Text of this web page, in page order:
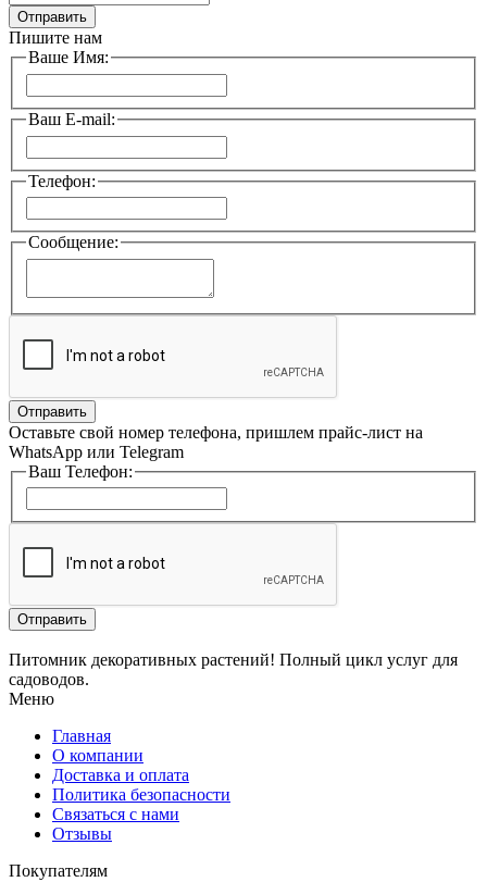
Отправить
Пишите нам
Ваше Имя:
Ваш E-mail:
Телефон:
Сообщение:
Отправить
Оставьте свой номер телефона, пришлем прайс-лист на
WhatsApp или Telegram
Ваш Телефон:
Отправить
Питомник декоративных растений! Полный цикл услуг для
садоводов.
Меню
Главная
О компании
Доставка и оплата
Политика безопасности
Связаться с нами
Отзывы
Покупателям